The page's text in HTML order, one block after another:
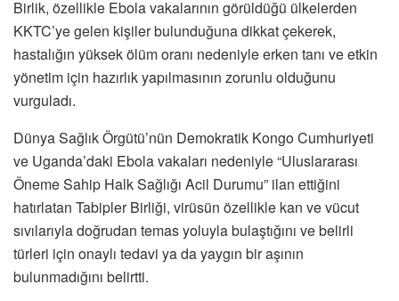
Birlik, özellikle Ebola vakalarının görüldüğü ülkelerden
KKTC’ye gelen kişiler bulunduğuna dikkat çekerek,
hastalığın yüksek ölüm oranı nedeniyle erken tanı ve etkin
yönetim için hazırlık yapılmasının zorunlu olduğunu
vurguladı.
Dünya Sağlık Örgütü’nün Demokratik Kongo Cumhuriyeti
ve Uganda’daki Ebola vakaları nedeniyle “Uluslararası
Öneme Sahip Halk Sağlığı Acil Durumu” ilan ettiğini
hatırlatan Tabipler Birliği, virüsün özellikle kan ve vücut
sıvılarıyla doğrudan temas yoluyla bulaştığını ve belirli
türleri için onaylı tedavi ya da yaygın bir aşının
bulunmadığını belirtti.